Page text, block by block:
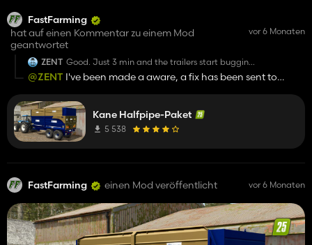
FastFarming
hat auf einen Kommentar zu einem Mod
geantwortet
vor 6 Monaten
ZENT Good. Just 3 min and the trailers start bugging..
https://youtu.be/3VOGvizcx9A
@ZENT I've been made a aware, a fix has been sent to
Kane Halfpipe-Paket
5 538
FastFarming einen Mod veröffentlicht vor 6 Monaten